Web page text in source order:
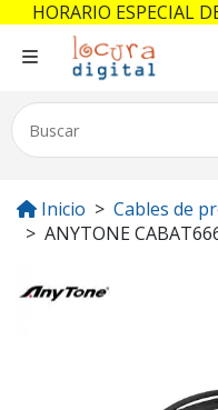
Inicio
Cables de
ANYTONE
HORARIO ESPECIAL